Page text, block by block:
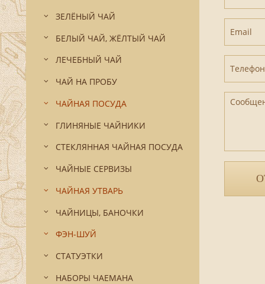
ЗЕЛЁНЫЙ ЧАЙ
БЕЛЫЙ ЧАЙ, ЖЁЛТЫЙ ЧАЙ
ЛЕЧЕБНЫЙ ЧАЙ
ЧАЙ НА ПРОБУ
ЧАЙНАЯ ПОСУДА
ГЛИНЯНЫЕ ЧАЙНИКИ
СТЕКЛЯННАЯ ЧАЙНАЯ ПОСУДА
ЧАЙНЫЕ СЕРВИЗЫ
ЧАЙНАЯ УТВАРЬ
ЧАЙНИЦЫ, БАНОЧКИ
ФЭН-ШУЙ
СТАТУЭТКИ
НАБОРЫ ЧАЕМАНА
Email
Телефон